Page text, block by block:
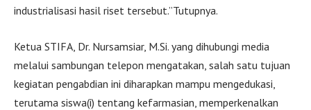
industrialisasi hasil riset tersebut.”Tutupnya.
Ketua STIFA, Dr. Nursamsiar, M.Si. yang dihubungi media
melalui sambungan telepon mengatakan, salah satu tujuan
kegiatan pengabdian ini diharapkan mampu mengedukasi,
terutama siswa(i) tentang kefarmasian, memperkenalkan